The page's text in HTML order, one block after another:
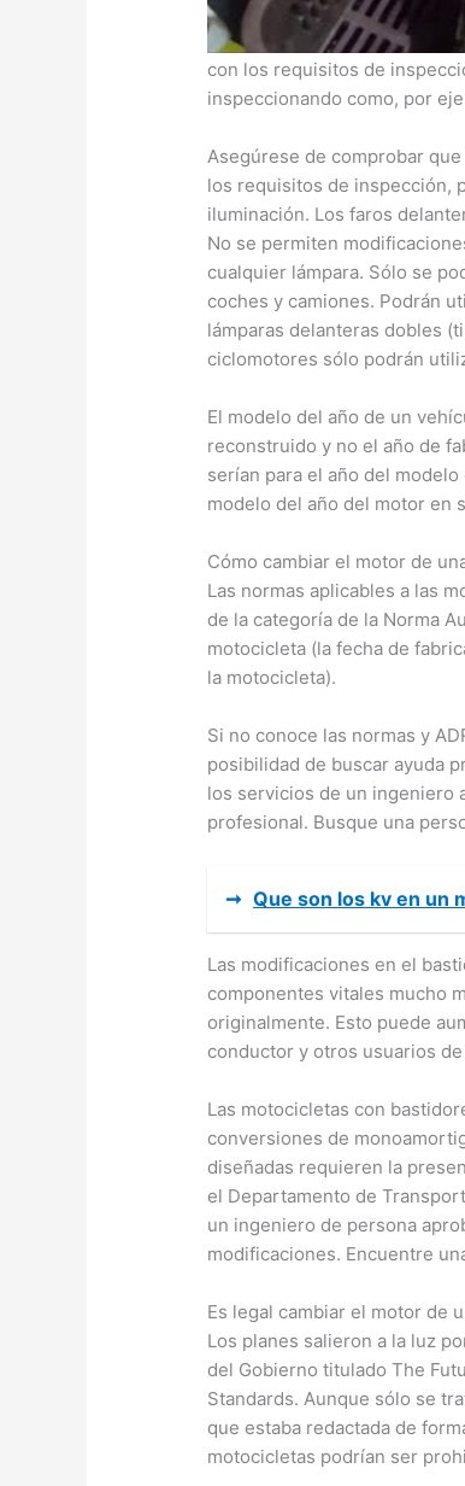
Cambio de motor Honda
Todos los vehículos
con los requisitos de
inspeccionando como, por
Asegúrese de comprobar
los requisitos de inspección,
iluminación. Los faros
No se permiten
cualquier lámpara. Sólo se
coches y camiones. Podrán
lámparas delanteras dobles
ciclomotores sólo podrán
El modelo del año de un
reconstruido y no el año de
serían para el año del
modelo del año del motor en
Cómo cambiar el motor de
Las normas aplicables a las
de la categoría de la Norma
motocicleta (la fecha de
la motocicleta).
Si no conoce las normas y
posibilidad de buscar ayuda
los servicios de un ingeniero
profesional. Busque una
➞ Que son los kv en un
Las modificaciones en el
componentes vitales mucho
originalmente. Esto puede
conductor y otros usuarios
Las motocicletas con
conversiones de
diseñadas requieren la
el Departamento de
un ingeniero de persona
modificaciones. Encuentre
Es legal cambiar el motor de
Los planes salieron a la luz
del Gobierno titulado The
Standards. Aunque sólo se
que estaba redactada de
motocicletas podrían ser